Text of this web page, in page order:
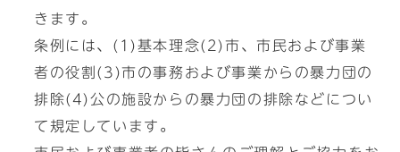
きます。
条例には、(1)基本理念(2)市、市民および事業
者の役割(3)市の事務および事業からの暴力団の
排除(4)公の施設からの暴力団の排除などについ
て規定しています。